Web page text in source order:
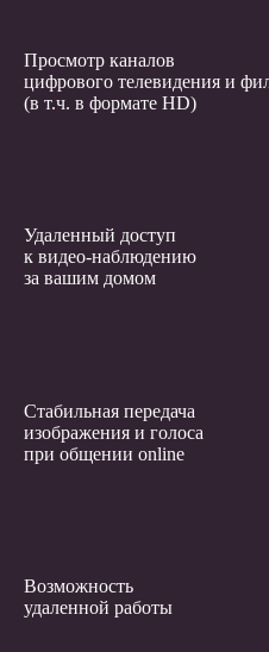
Просмотр каналов
цифрового телевидения и
(в т.ч. в формате HD)
Удаленный доступ
к видео-наблюдению
за вашим домом
Стабильная передача
изображения и голоса
при общении online
Возможность
удаленной работы